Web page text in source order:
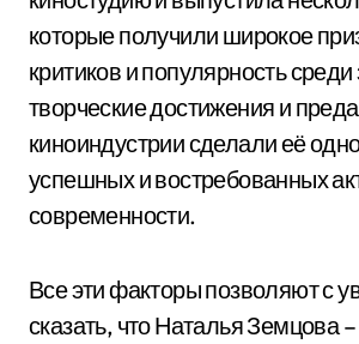
которые получили широкое
критиков и популярность
творческие достижения и
киноиндустрии сделали её
успешных и востребованных
современности.
Все эти факторы позволяют с
сказать, что Наталья Земцова